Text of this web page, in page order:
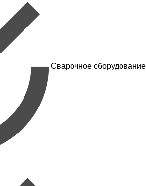
Сварочное оборудование